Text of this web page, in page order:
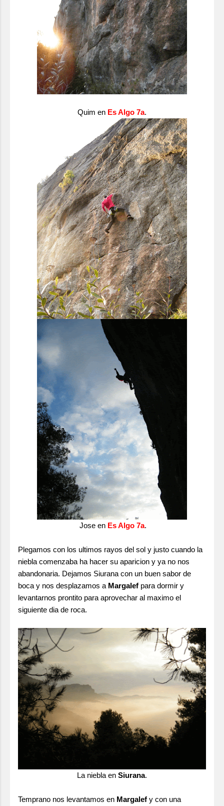
Quim en Es Algo 7a.
Jose en Es Algo 7a.
Plegamos con los ultimos rayos del sol y justo cuando la
niebla comenzaba ha hacer su aparicion y ya no nos
abandonaria. Dejamos Siurana con un buen sabor de
boca y nos desplazamos a Margalef para dormir y
levantarnos prontito para aprovechar al maximo el
siguiente dia de roca.
La niebla en Siurana.
Temprano nos levantamos en Margalef y con una